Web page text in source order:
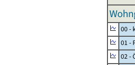
00 -
01 -
02 -